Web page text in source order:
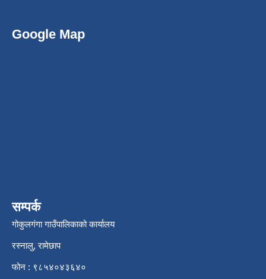
Google Map
सम्पर्क
गोकुलगंगा गाउँपालिकाको कार्यालय
रस्नालु, रामेछाप
फोन : ९८५४०४३६४०